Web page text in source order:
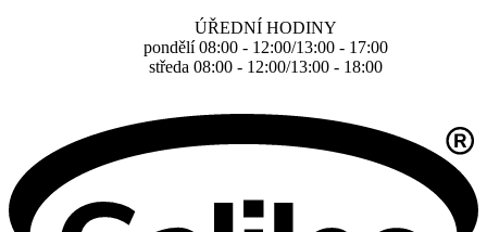
ÚŘEDNÍ HODINY
pondělí 08:00 - 12:00/13:00 - 17:00
středa 08:00 - 12:00/13:00 - 18:00